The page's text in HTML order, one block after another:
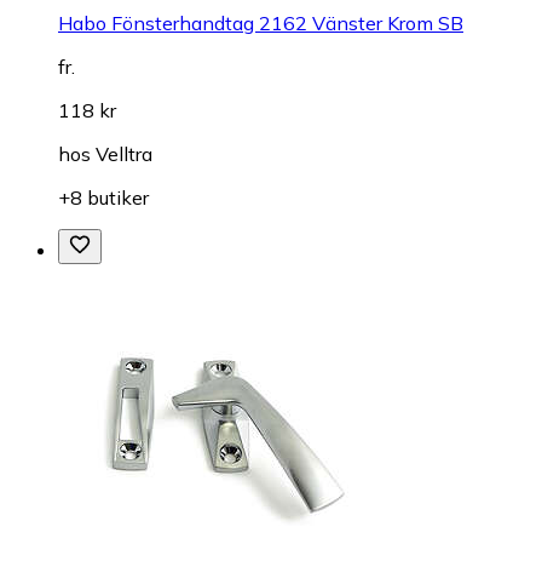
Habo Fönsterhandtag 2162 Vänster Krom SB
fr.
118 kr
hos Velltra
+8 butiker